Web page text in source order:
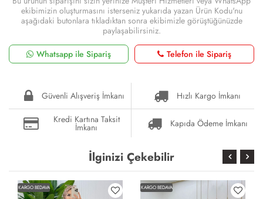
ekibimizin oluşturmasını isterseniz yukarıda yazan Ürün Kodu'nu
aşağıdaki butonlara tıkladıktan sonra ekibimizle görüştüğünüzde
paylaşabilirsiniz.
Whatsapp ile Sipariş
Telefon ile Sipariş
Güvenli Alışveriş İmkanı
Hızlı Kargo İmkanı
Kredi Kartına Taksit
İmkanı Kapıda Ödeme İmkanı
İlginizi Çekebilir
KARGO BEDAVA KARGO BEDAVA